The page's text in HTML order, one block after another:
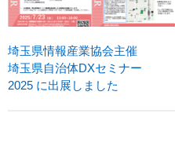
埼玉県情報産業協会主催
埼玉県自治体DXセミナー
2025 に出展しました